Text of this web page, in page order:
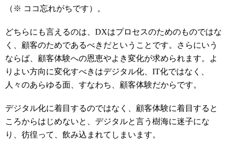
（※ ココ忘れがちです）。
どちらにも言えるのは、DXはプロセスのためのものではな
く、顧客のためであるべきだということです。さらにいう
ならば、顧客体験への恩恵やよき変化が求められます。よ
りよい方向に変化すべきはデジタル化、IT化ではなく、
人々のあらゆる面、すなわち、顧客体験だからです。
デジタル化に着目するのではなく、顧客体験に着目すると
ころからはじめないと、デジタルと言う樹海に迷子にな
り、彷徨って、飲み込まれてしまいます。